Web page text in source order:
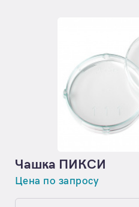
Чашка ПИКСИ
Цена по запросу